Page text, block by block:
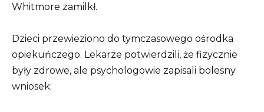
Whitmore zamilkł.
Dzieci przewieziono do tymczasowego ośrodka
opiekuńczego. Lekarze potwierdzili, że fizycznie
były zdrowe, ale psychologowie zapisali bolesny
wniosek: